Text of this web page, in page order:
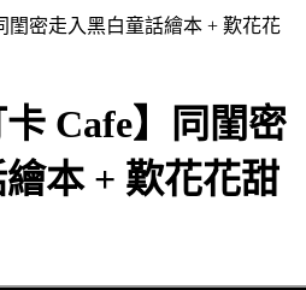
卡 Cafe】同閨密
本 + 歎花花甜